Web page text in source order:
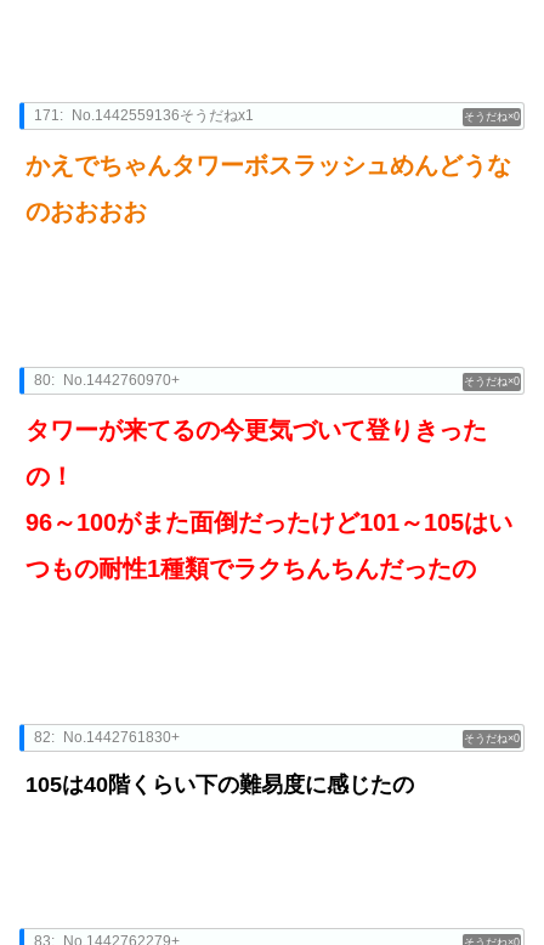
0
171: No.1442559136そうだねx1
かえでちゃんタワーボスラッシュめんどうな
のおおおお
0
80: No.1442760970+
タワーが来てるの今更気づいて登りきった
の！
96～100がまた面倒だったけど101～105はい
つもの耐性1種類でラクちんちんだったの
0
82: No.1442761830+
105は40階くらい下の難易度に感じたの
0
83: No.1442762279+